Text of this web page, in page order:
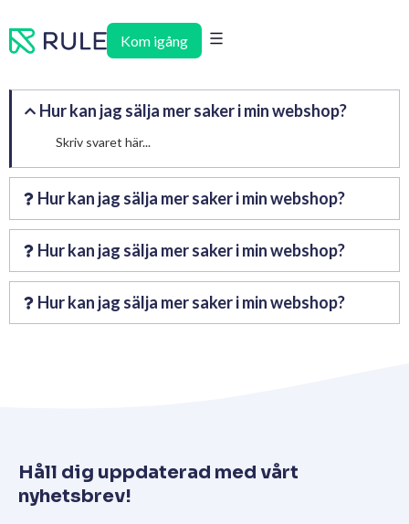
till
Kom igång
Hur kan jag sälja mer saker i min webshop?
Skriv svaret här...
Hur kan jag sälja mer saker i min webshop?
Skriv svaret här...
Hur kan jag sälja mer saker i min webshop?
Answer here
Hur kan jag sälja mer saker i min webshop?
Håll dig uppdaterad med vårt
nyhetsbrev!